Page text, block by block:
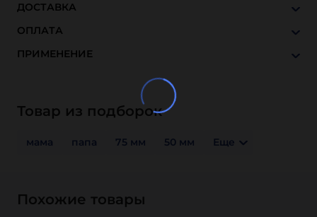
ДОСТАВКА
ОПЛАТА
ПРИМЕНЕНИЕ
Товар из подборок
мама папа 75 мм 50 мм Еще
Похожие товары